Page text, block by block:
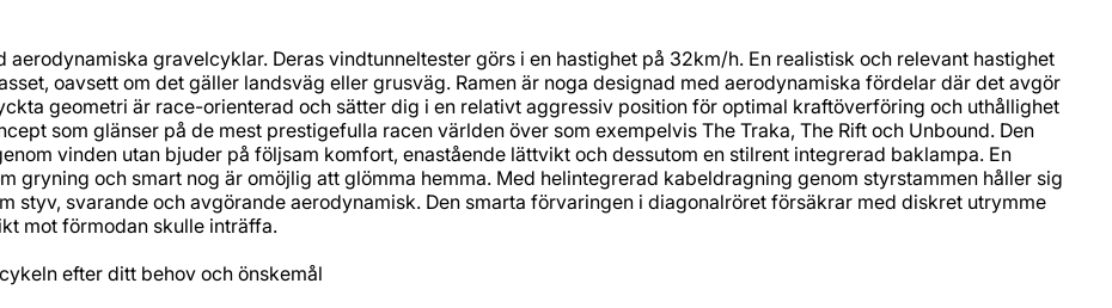
gravelcyklar. Deras vindtunneltester görs i en hastighet på 32km/h. En realistisk och relevant hastighet
oavsett om det gäller landsväg eller grusväg. Ramen är noga designad med aerodynamiska fördelar där det avgör
geometri är race-orienterad och sätter dig i en relativt aggressiv position för optimal kraftöverföring och uthållighet
som glänser på de mest prestigefulla racen världen över som exempelvis The Traka, The Rift och Unbound. Den
vinden utan bjuder på följsam komfort, enastående lättvikt och dessutom en stilrent integrerad baklampa. En
gryning och smart nog är omöjlig att glömma hemma. Med helintegrerad kabeldragning genom styrstammen håller sig
styv, svarande och avgörande aerodynamisk. Den smarta förvaringen i diagonalröret försäkrar med diskret utrymme
mot förmodan skulle inträffa.
efter ditt behov och önskemål